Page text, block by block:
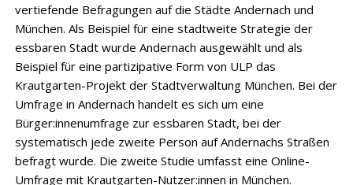
vertiefende Befragungen auf die Städte Andernach und
München. Als Beispiel für eine stadtweite Strategie der
essbaren Stadt wurde Andernach ausgewählt und als
Beispiel für eine partizipative Form von ULP das
Krautgarten-Projekt der Stadtverwaltung München. Bei der
Umfrage in Andernach handelt es sich um eine
Bürger:innenumfrage zur essbaren Stadt, bei der
systematisch jede zweite Person auf Andernachs Straßen
befragt wurde. Die zweite Studie umfasst eine Online-
Umfrage mit Krautgarten-Nutzer:innen in München.